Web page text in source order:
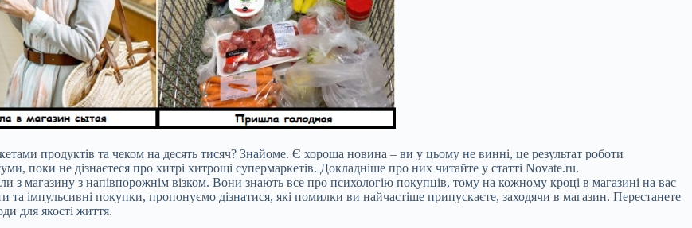
продуктів та чеком на десять тисяч? Знайоме. Є хороша новина – ви у цьому не винні, це результат роботи
поки не дізнаєтеся про хитрі хитрощі супермаркетів. Докладніше про них читайте у статті Novate.ru.
з магазину з напівпорожнім візком. Вони знають все про психологію покупців, тому на кожному кроці в магазині на вас
імпульсивні покупки, пропонуємо дізнатися, які помилки ви найчастіше припускаєте, заходячи в магазин. Перестанете
для якості життя.